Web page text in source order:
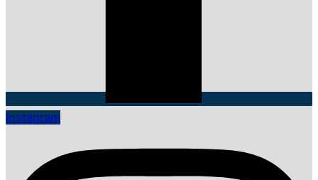
Instagram